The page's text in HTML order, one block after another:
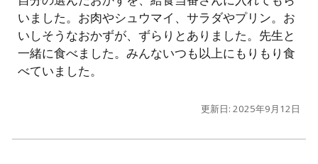
いました。お肉やシュウマイ、サラダやプリン。お
いしそうなおかずが、ずらりとありました。先生と
一緒に食べました。みんないつも以上にもりもり食
べていました。
更新日: 2025年9月12日